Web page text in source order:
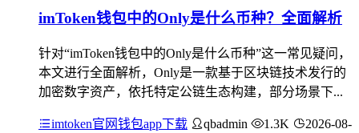
imToken钱包中的Only是什么币种？全面解析
针对“imToken钱包中的Only是什么币种”这一常见疑问，
本文进行全面解析，Only是一款基于区块链技术发行的
加密数字资产，依托特定公链生态构建，部分场景下...
imtoken官网钱包app下载 qbadmin 1.3K
2026-08-